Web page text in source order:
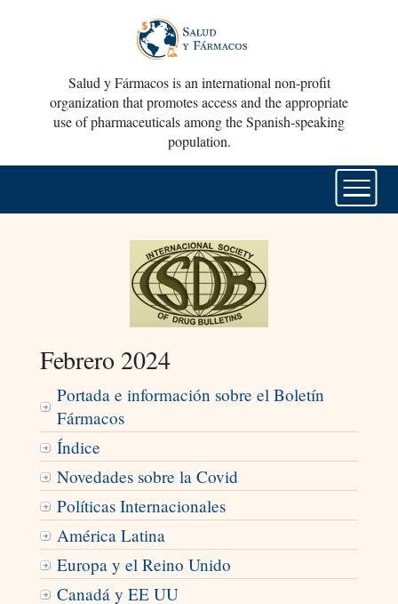
Salud y Fármacos is an international non-profit
organization that promotes access and the appropriate
use of pharmaceuticals among the Spanish-speaking
population.
Febrero 2024
Portada e información sobre el Boletín
Fármacos
Índice
Novedades sobre la Covid
Políticas Internacionales
América Latina
Europa y el Reino Unido
Canadá y EE UU